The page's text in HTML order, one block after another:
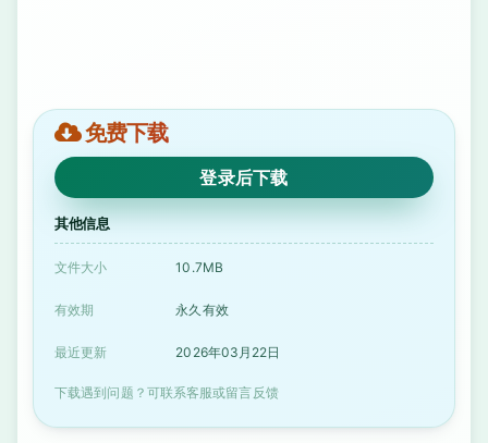
免费下载
登录后下载
其他信息
文件大小 10.7MB
有效期 永久有效
最近更新 2026年03月22日
下载遇到问题？可联系客服或留言反馈